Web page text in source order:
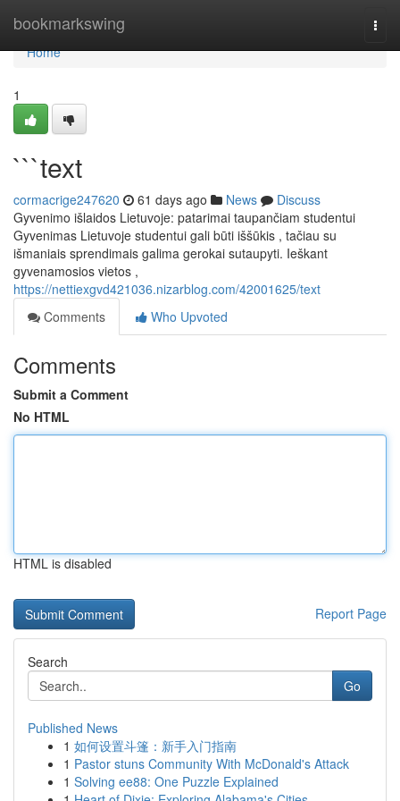
bookmarkswing
Home
Home
1
```text
cormacrige247620 61 days ago News
Discuss
Gyvenimo išlaidos Lietuvoje: patarimai taupančiam studentui
Gyvenimas Lietuvoje studentui gali būti iššūkis , tačiau su
išmaniais sprendimais galima gerokai sutaupyti. Ieškant
gyvenamosios vietos ,
https://nettiexgvd421036.nizarblog.com/42001625/text
Comments
Who Upvoted
Comments
Submit a Comment
No HTML
HTML is disabled
Report Page
Search
Go
Published News
1 如何设置斗篷：新手入门指南
1 Pastor stuns Community With McDonald's Attack
1 Solving ee88: One Puzzle Explained